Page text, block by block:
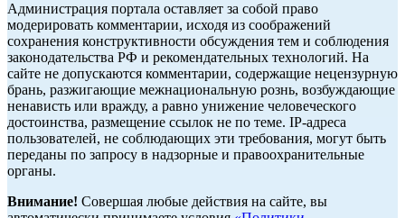
Администрация портала оставляет за собой право
модерировать комментарии, исходя из соображений
сохранения конструктивности обсуждения тем и соблюдения
законодательства РФ и рекомендательных технологий. На
сайте не допускаются комментарии, содержащие нецензурную
брань, разжигающие межнациональную рознь, возбуждающие
ненависть или вражду, а равно унижение человеческого
достоинства, размещение ссылок не по теме. IP-адреса
пользователей, не соблюдающих эти требования, могут быть
переданы по запросу в надзорные и правоохранительные
органы.
Внимание! Совершая любые действия на сайте, вы